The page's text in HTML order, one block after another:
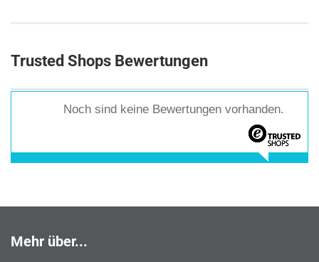
Trusted Shops Bewertungen
Noch sind keine Bewertungen vorhanden.
Mehr über...